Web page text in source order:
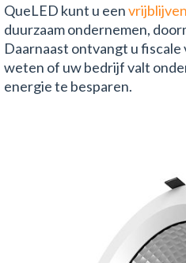
QueLED kunt u een
duurzaam ondernemen,
Daarnaast ontvangt u
weten of uw bedrijf valt
energie te besparen.